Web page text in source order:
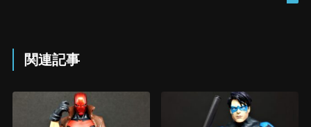
関連記事